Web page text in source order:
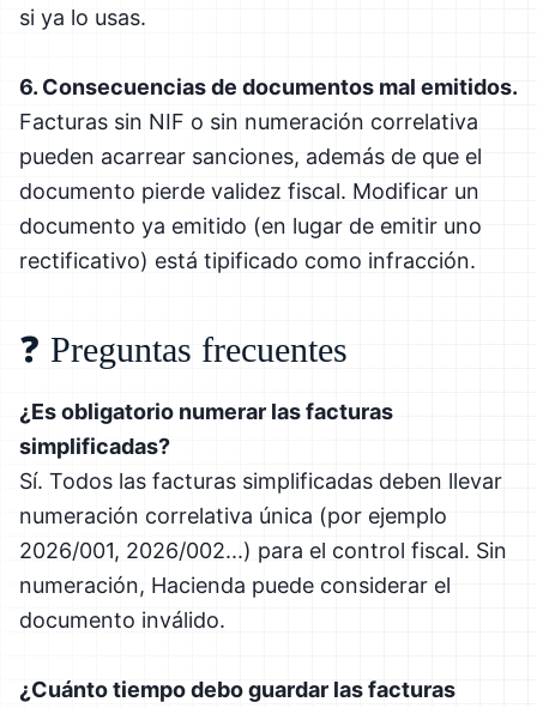
si ya lo usas.
6. Consecuencias de documentos mal emitidos.
Facturas sin NIF o sin numeración correlativa
pueden acarrear sanciones, además de que el
documento pierde validez fiscal. Modificar un
documento ya emitido (en lugar de emitir uno
rectificativo) está tipificado como infracción.
❓ Preguntas frecuentes
¿Es obligatorio numerar las facturas
simplificadas?
Sí. Todos las facturas simplificadas deben llevar
numeración correlativa única (por ejemplo
2026/001, 2026/002...) para el control fiscal. Sin
numeración, Hacienda puede considerar el
documento inválido.
¿Cuánto tiempo debo guardar las facturas